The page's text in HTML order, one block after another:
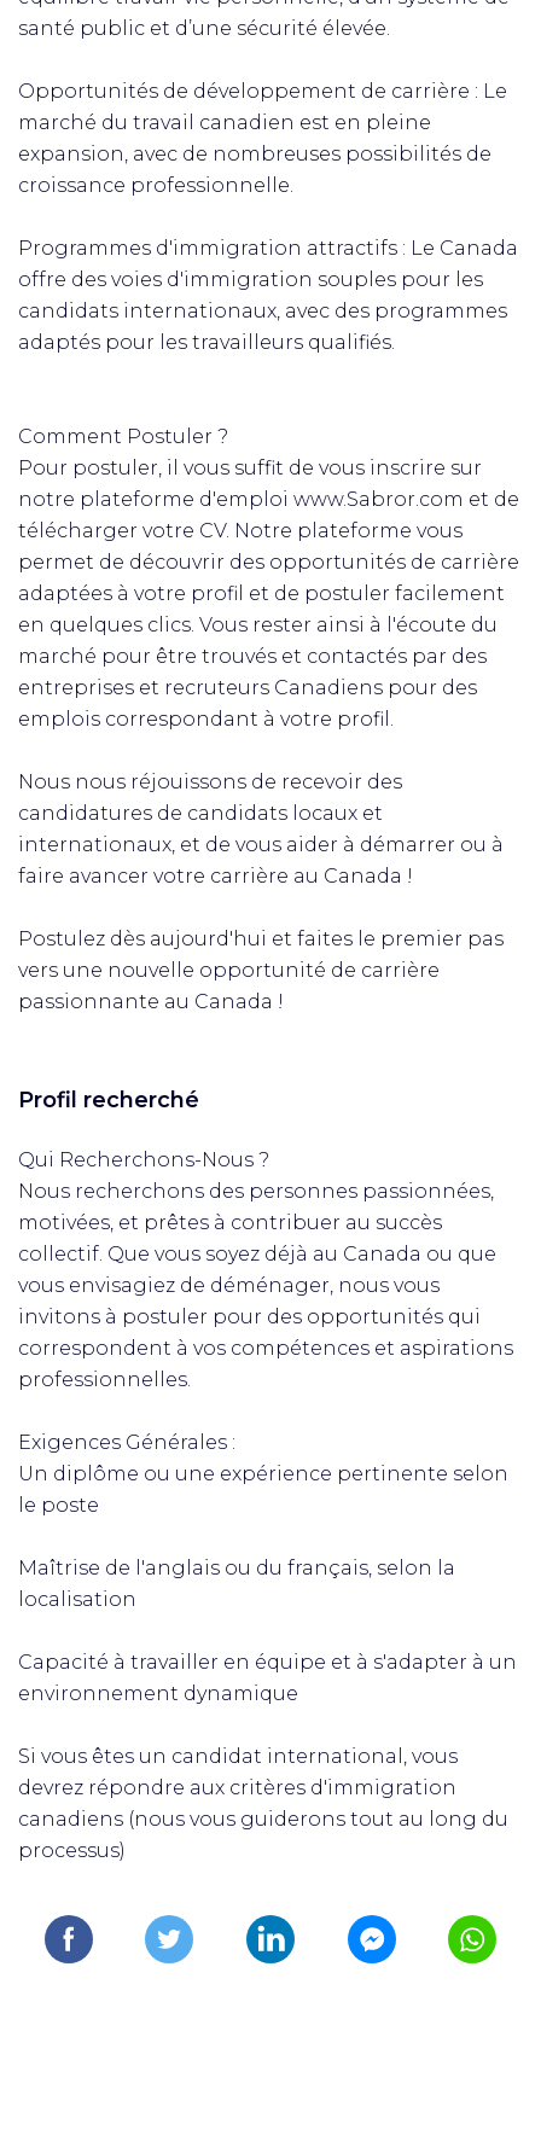
santé public et d’une sécurité élevée.
Opportunités de développement de carrière : Le
marché du travail canadien est en pleine
expansion, avec de nombreuses possibilités de
croissance professionnelle.
Programmes d'immigration attractifs : Le Canada
offre des voies d'immigration souples pour les
candidats internationaux, avec des programmes
adaptés pour les travailleurs qualifiés.
Comment Postuler ?
Pour postuler, il vous suffit de vous inscrire sur
notre plateforme d'emploi www.Sabror.com et de
télécharger votre CV. Notre plateforme vous
permet de découvrir des opportunités de carrière
adaptées à votre profil et de postuler facilement
en quelques clics. Vous rester ainsi à l'écoute du
marché pour être trouvés et contactés par des
entreprises et recruteurs Canadiens pour des
emplois correspondant à votre profil.
Nous nous réjouissons de recevoir des
candidatures de candidats locaux et
internationaux, et de vous aider à démarrer ou à
faire avancer votre carrière au Canada !
Postulez dès aujourd'hui et faites le premier pas
vers une nouvelle opportunité de carrière
passionnante au Canada !
Profil recherché
Qui Recherchons-Nous ?
Nous recherchons des personnes passionnées,
motivées, et prêtes à contribuer au succès
collectif. Que vous soyez déjà au Canada ou que
vous envisagiez de déménager, nous vous
invitons à postuler pour des opportunités qui
correspondent à vos compétences et aspirations
professionnelles.
Exigences Générales :
Un diplôme ou une expérience pertinente selon
le poste
Maîtrise de l'anglais ou du français, selon la
localisation
Capacité à travailler en équipe et à s'adapter à un
environnement dynamique
Si vous êtes un candidat international, vous
devrez répondre aux critères d'immigration
canadiens (nous vous guiderons tout au long du
processus)